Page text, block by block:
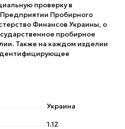
проверку в
Пробирного
Финансов Украины, о
пробирное
Также на каждом изделии
Украина
1.12